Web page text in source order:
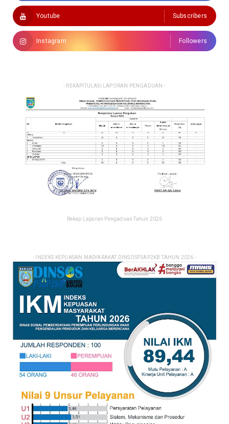
Youtube Subscribers
Instagram Followers
- REKAPITULASI LAPORAN PENGADUAN -
Rekap Laporan Pengaduan Tahun 2026
- INDEKS KEPUASAN MASYARAKAT DINSOSP3AP2KB TAHUN 2026 -